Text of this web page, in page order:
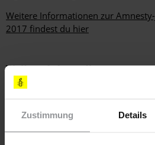
Zustimmung Details
Weitere Informationen zur
2017 findest du hier
Weitere Informationen
Länder